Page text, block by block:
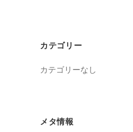
カテゴリー
カテゴリーなし
メタ情報